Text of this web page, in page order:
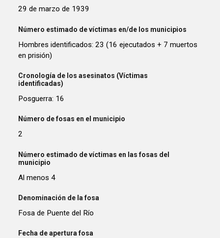
29 de marzo de 1939
Número estimado de víctimas en/de los municipios
Hombres identificados: 23 (16 ejecutados + 7 muertos
en prisión)
Cronología de los asesinatos (Víctimas
identificadas)
Posguerra: 16
Número de fosas en el municipio
2
Número estimado de víctimas en las fosas del
municipio
Al menos 4
Denominación de la fosa
Fosa de Puente del Río
Fecha de apertura fosa